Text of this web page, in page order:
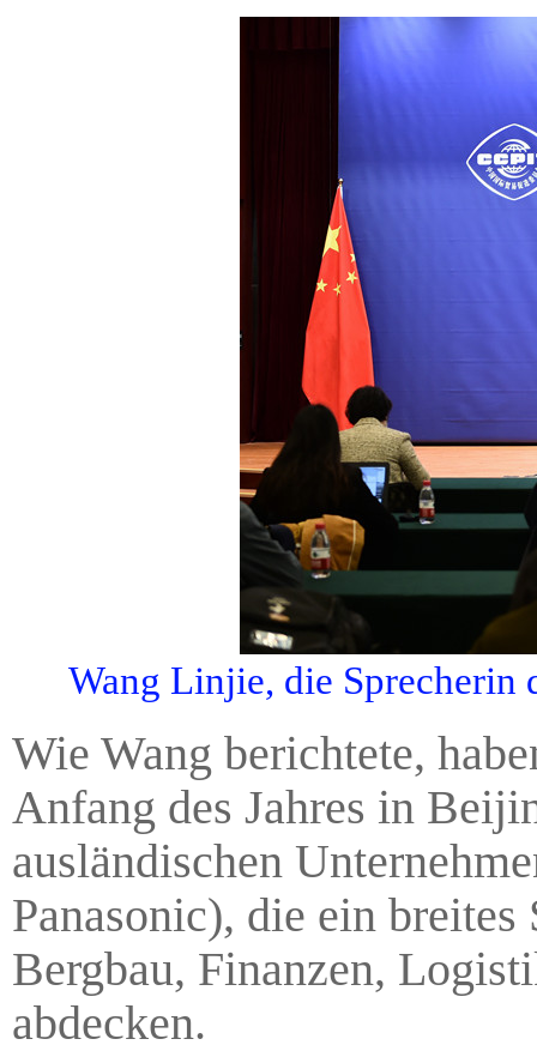
Wang Linjie, die Sprecherin
Wie Wang berichtete,
Anfang des Jahres in
ausländischen
Panasonic), die ein
Bergbau, Finanzen,
abdecken.